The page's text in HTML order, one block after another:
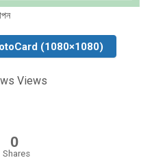
(1080×1080)
Views
0
Shares